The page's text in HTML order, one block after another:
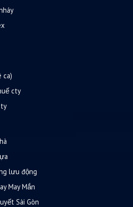
ca)
cty
lưu động
May Mắn
Sài Gòn